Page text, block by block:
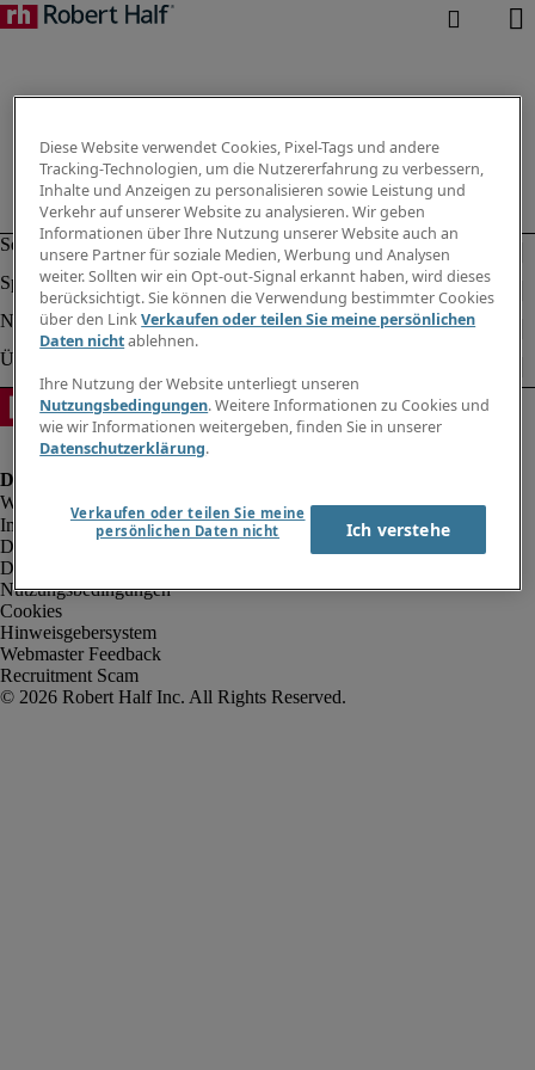
Impressum
Datenschutz
Datenschutz Arbeitnehmer/Zeitarbeitskräfte
Nutzungsbedingungen
Cookies
Hinweisgebersystem
Webmaster Feedback
Recruitment Scam
Diese Website verwendet Cookies, Pixel-Tags und andere
Tracking-Technologien, um die Nutzererfahrung zu verbessern,
Inhalte und Anzeigen zu personalisieren sowie Leistung und
Verkehr auf unserer Website zu analysieren. Wir geben
Informationen über Ihre Nutzung unserer Website auch an
unsere Partner für soziale Medien, Werbung und Analysen
weiter. Sollten wir ein Opt-out-Signal erkannt haben, wird dieses
berücksichtigt. Sie können die Verwendung bestimmter Cookies
über den LinkVerkaufen oder teilen Sie meine persönlichen
Daten nichtablehnen.
Ihre Nutzung der Website unterliegt unseren
Nutzungsbedingungen. Weitere Informationen zu Cookies und
wie wir Informationen weitergeben, finden Sie in unserer
Datenschutzerklärung.
Verkaufen oder teilen Sie meine
persönlichen Daten nicht
Ich verstehe